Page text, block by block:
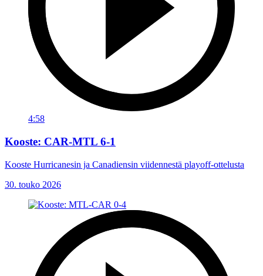
4:58
Kooste: CAR-MTL 6-1
Kooste Hurricanesin ja Canadiensin viidennestä playoff-ottelusta
30. touko 2026